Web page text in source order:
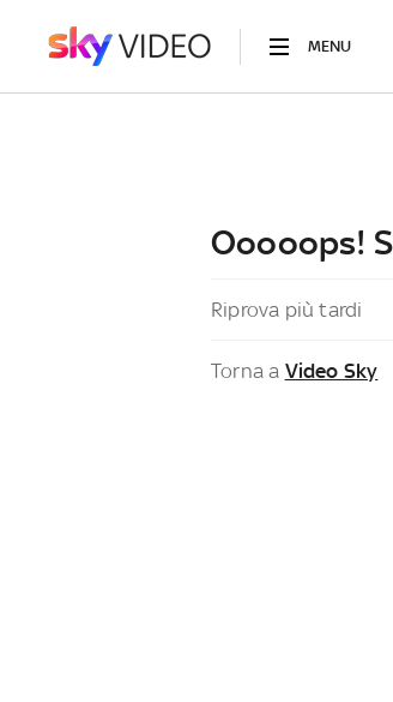
MENU
Ooooops!
Riprova più tardi
Torna a Video Sky